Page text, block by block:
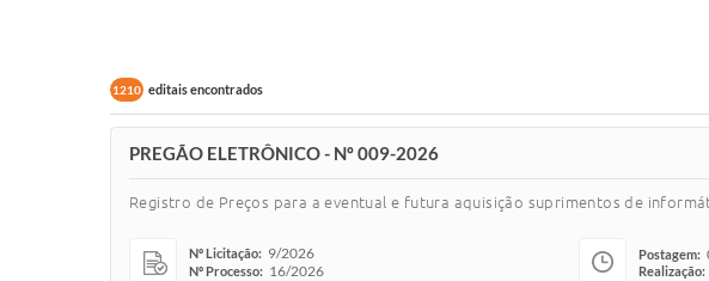
1210 editais encontrados
PREGÃO ELETRÔNICO - Nº 009-2026
Registro de Preços para a eventual e futura aquisição suprimentos de
Nº Licitação: 9/2026
Nº Processo: 16/2026
Postagem:
Realização: